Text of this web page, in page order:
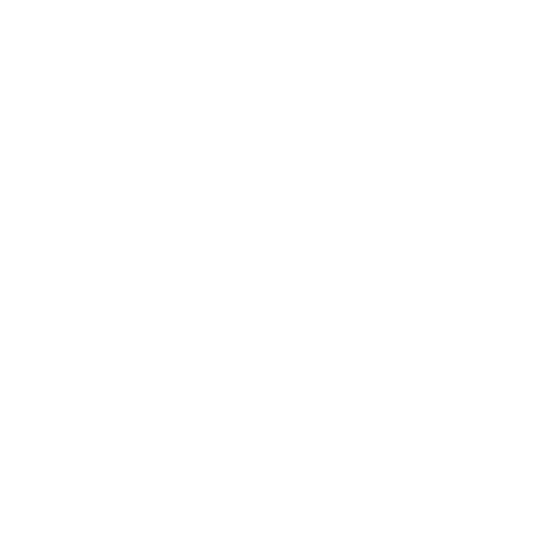
問題に取り組んでいこうという風土があ
く、チームで何か1つのことをやり遂げ